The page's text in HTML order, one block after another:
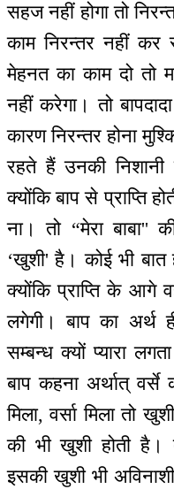
सहज नहीं होगा तो
काम निरन्तर नहीं कर
मेहनत का काम दो तो
नहीं करेगा। तो
कारण निरन्तर होना
रहते हैं उनकी
क्योंकि बाप से प्राप्ति
ना। तो “मेरा बाबा''
‘खुशी' है। कोई भी
क्योंकि प्राप्ति के आगे
लगेगी। बाप का अर्थ
सम्बन्ध क्यों प्यारा
बाप कहना अर्थात्
मिला, वर्सा मिला तो
की भी खुशी होती है।
इसकी खुशी भी